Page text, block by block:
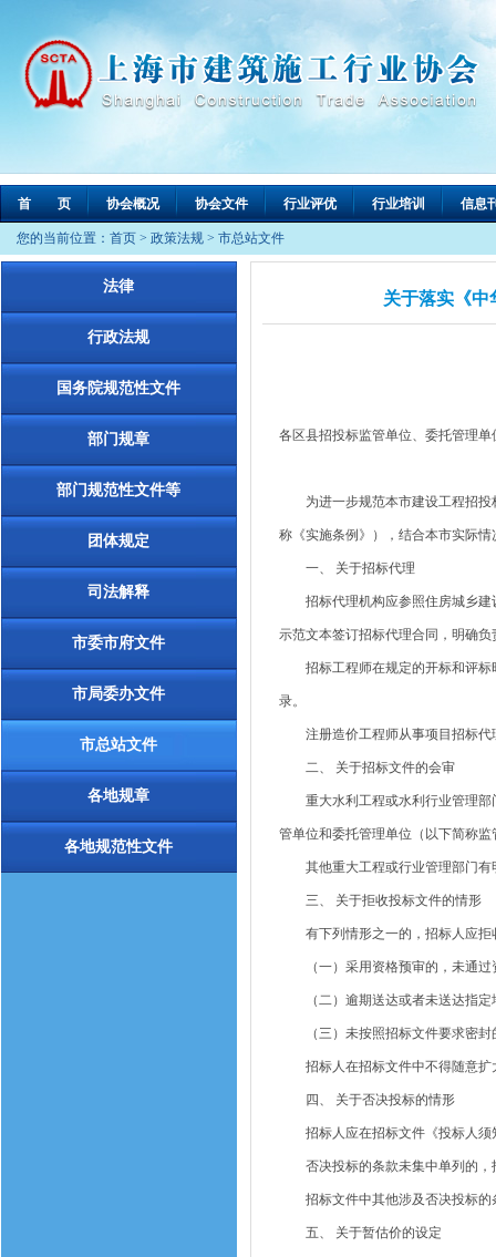
首 页 协会概况 协会文件 行业评优 行业培训 信息
您的当前位置： 首页 > 政策法规 > 市总站文件
法律
行政法规
国务院规范性文件
部门规章
部门规范性文件等
团体规定
司法解释
市委市府文件
市局委办文件
市总站文件
各地规章
各地规范性文件
关于落实《中
各区县招投标监管单位、委托管理单
为进一步规范本市建设工程招投
称《实施条例》），结合本市实际
一、 关于招标代理
招标代理机构应参照住房城乡建
示范文本签订招标代理合同，明确
招标工程师在规定的开标和评标
录。
注册造价工程师从事项目招标代
二、 关于招标文件的会审
重大水利工程或水利行业管理部
管单位和委托管理单位（以下简称
其他重大工程或行业管理部门有
三、 关于拒收投标文件的情形
有下列情形之一的，招标人应拒
（一）采用资格预审的，未通过
（二）逾期送达或者未送达指定
（三）未按照招标文件要求密封
招标人在招标文件中不得随意扩
四、 关于否决投标的情形
招标人应在招标文件《投标人须
否决投标的条款未集中单列的，
招标文件中其他涉及否决投标的
五、 关于暂估价的设定